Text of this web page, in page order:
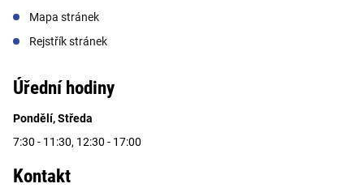
Mapa stránek
Rejstřík stránek
Úřední hodiny
Pondělí, Středa
7:30 - 11:30, 12:30 - 17:00
Kontakt